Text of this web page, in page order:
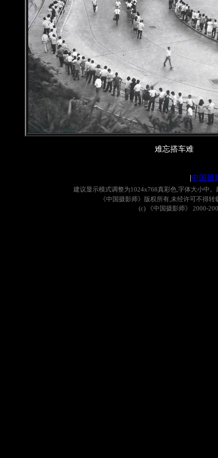
难忘搭车难
|中国摄
建议显示模式调整为1024x768真彩色,字体大小中。
《中国摄影师》版权所有,未经许可不得转
(c)
《中国摄影师》 2000-200